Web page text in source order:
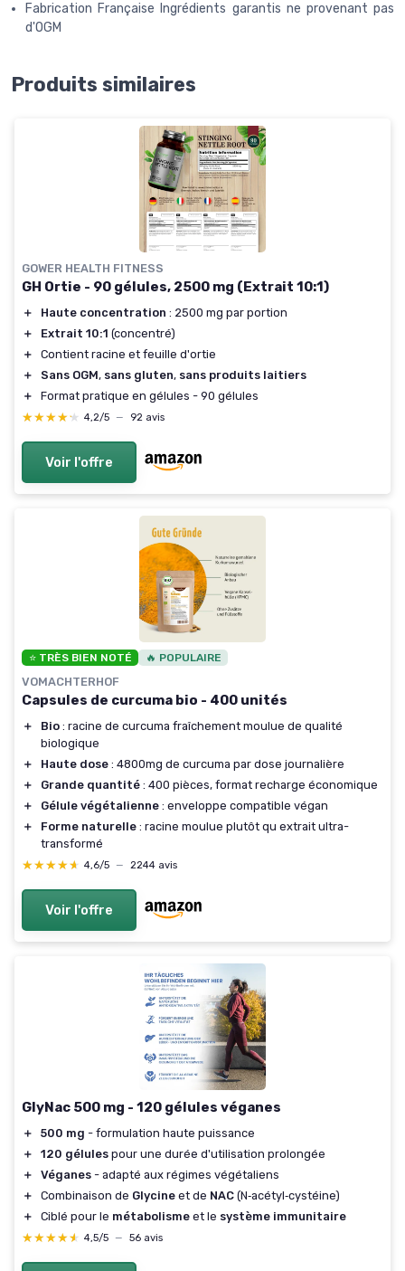
Fabrication Française Ingrédients garantis ne provenant pas
d'OGM
Produits similaires
GOWER HEALTH FITNESS
GH Ortie - 90 gélules, 2500 mg (Extrait 10:1)
＋ Haute concentration : 2500 mg par portion
＋
Extrait 10:1 (concentré)
＋
Contient racine et feuille d'ortie
＋
Sans OGM, sans gluten, sans produits laitiers
＋
Format pratique en gélules - 90 gélules
★★★★★
★★★★★ 4,2/5 — 92 avis
Voir l'offre
⭐ TRÈS BIEN NOTÉ 🔥 POPULAIRE
VOMACHTERHOF
Capsules de curcuma bio - 400 unités
＋ Bio : racine de curcuma fraîchement moulue de qualité
biologique
＋
Haute dose : 4800mg de curcuma par dose journalière
＋
Grande quantité : 400 pièces, format recharge économique
＋
Gélule végétalienne : enveloppe compatible végan
＋
Forme naturelle : racine moulue plutôt qu extrait ultra-
transformé
★★★★★
★★★★★ 4,6/5 — 2244 avis
Voir l'offre
GlyNac 500 mg - 120 gélules véganes
＋ 500 mg - formulation haute puissance
＋
120 gélules pour une durée d'utilisation prolongée
＋
Véganes - adapté aux régimes végétaliens
＋
Combinaison de Glycine et de NAC (N‑acétyl‑cystéine)
＋
Ciblé pour le métabolisme et le système immunitaire
★★★★★
★★★★★ 4,5/5 — 56 avis